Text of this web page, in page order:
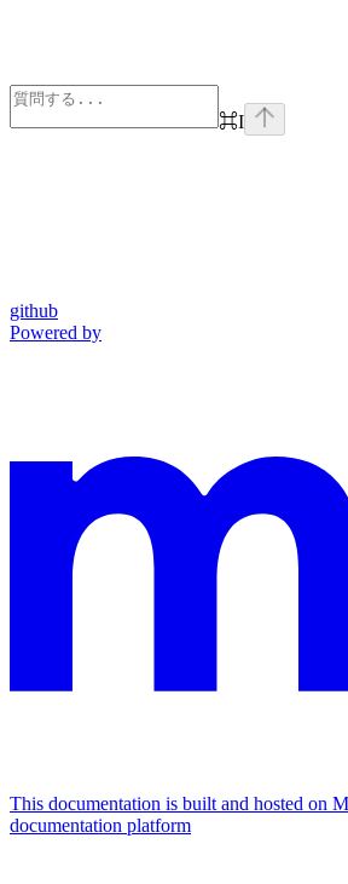
⌘I
github
Powered by
This documentation is built and hosted on
documentation platform